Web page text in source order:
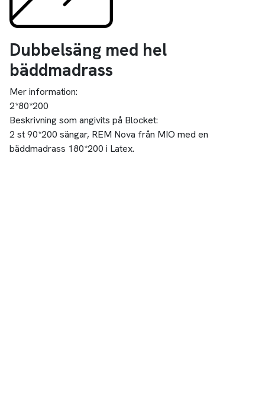
Dubbelsäng med hel
bäddmadrass
Mer information:
2*80*200
Beskrivning som angivits på Blocket:
2 st 90*200 sängar, REM Nova från MIO med en
bäddmadrass 180*200 i Latex.